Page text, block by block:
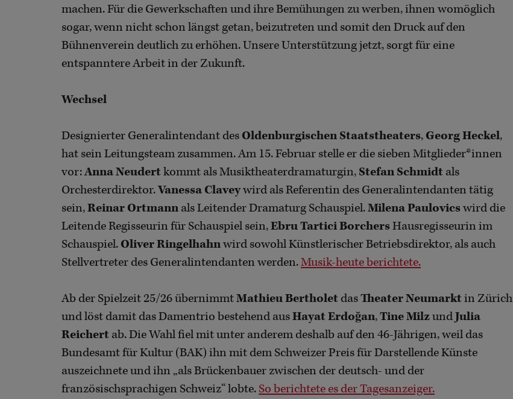
machen. Für die Gewerkschaften und ihre Bemühungen zu werben, ihnen womöglich
sogar, wenn nicht schon längst getan, beizutreten und somit den Druck auf den
Bühnenverein deutlich zu erhöhen. Unsere Unterstützung jetzt, sorgt für eine
entspanntere Arbeit in der Zukunft.
Wechsel
Designierter Generalintendant des Oldenburgischen Staatstheaters, Georg Heckel,
hat sein Leitungsteam zusammen. Am 15. Februar stelle er die sieben Mitglieder*innen
vor:Anna Neudert kommt als Musiktheaterdramaturgin, Stefan Schmidt als
Orchesterdirektor.Vanessa Claveywird als Referentin des Generalintendanten tätig
sein,Reinar Ortmann als Leitender Dramaturg Schauspiel.Milena Paulovicswird die
Leitende Regisseurin für Schauspiel sein,Ebru Tartici BorchersHausregisseurin im
Schauspiel. Oliver Ringelhahnwird sowohl Künstlerischer Betriebsdirektor, als auch
Stellvertreter des Generalintendanten werden.Musik-heute berichtete.
Ab der Spielzeit 25/26 übernimmtMathieu Bertholet dasTheater Neumarkt in Zürich
und löst damit das Damentrio bestehend ausHayat Erdoğan,Tine MilzundJulia
Reichert ab. Die Wahl fiel mit unter anderem deshalb auf den 46-Jährigen, weil das
Bundesamt für Kultur (BAK) ihn mit dem Schweizer Preis für Darstellende Künste
auszeichnete und ihn „als Brückenbauer zwischen der deutsch- und der
französischsprachigen Schweiz“ lobte. So berichtete es der Tagesanzeiger.